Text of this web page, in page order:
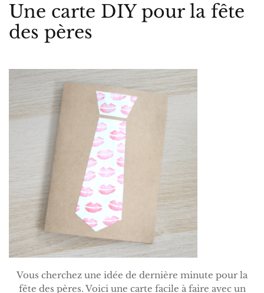
Une carte DIY pour la fête
des pères
Vous cherchez une idée de dernière minute pour la
fête des pères. Voici une carte facile à faire avec un